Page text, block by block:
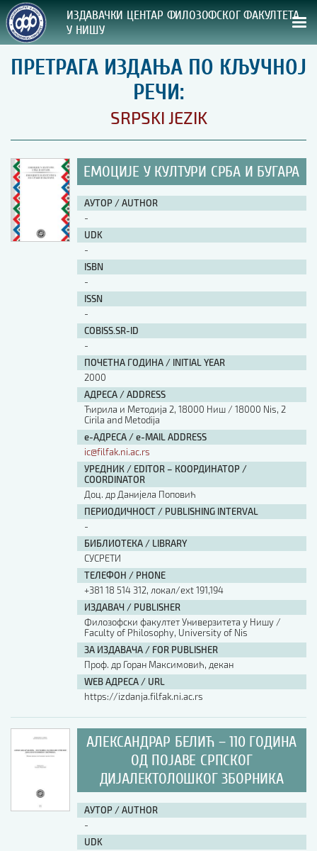
ИЗДАВАЧКИ ЦЕНТАР ФИЛОЗОФСКОГ ФАКУЛТЕТА
У НИШУ
СВА НАША ИЗДАЊА
ВРСТА ИЗДАЊА:
ПРЕГЛЕД
УПУТСТВА
УПУТСТВА
Упутство ауторима
Упутство уредницима
Изјава о ауторству
Изјава о лектури
Изјава о коришћењу ауторског дела
Упутство за бирање лиценце
Уговор са аутором
Шаблон прве стране и импресума [B5, ћир]
Шаблон прве стране и импресума [B5, лат]
Шаблон прве стране и импресума [B5, енг]
Етички кодекс
ПРЕТРАГА ИЗДАЊА
Наслов или део наслова
АУТОР / AUTHOR
ISBN
ПРЕТРАГА ИЗДАЊА ПО КЉУЧНОЈ
РЕЧИ:
SRPSKI JEZIK
ЕМОЦИЈЕ У КУЛТУРИ СРБА И БУГАРА
АУТОР / AUTHOR
-
UDK
-
ISBN
-
ISSN
-
COBISS.SR-ID
-
ПОЧЕТНА ГОДИНА / INITIAL YEAR
2000
АДРЕСА / ADDRESS
Ћирила и Методија 2, 18000 Ниш / 18000 Nis, 2
Cirila and Metodija
е-АДРЕСА / e-MAIL ADDRESS
ic@filfak.ni.ac.rs
УРЕДНИК / EDITOR – КООРДИНАТОР /
COORDINATOR
Доц. др Данијела Поповић
ПЕРИОДИЧНОСТ / PUBLISHING INTERVAL
-
БИБЛИОТЕКА / LIBRARY
СУСРЕТИ
ТЕЛЕФОН / PHONE
+381 18 514 312, локал/ext 191,194
ИЗДАВАЧ / PUBLISHER
Филозофски факултет Универзитета у Нишу /
Faculty of Philosophy, University of Nis
ЗА ИЗДАВАЧА / FOR PUBLISHER
Проф. др Горан Максимовић, декан
WEB АДРЕСА / URL
https://izdanja.filfak.ni.ac.rs
АЛЕКСАНДРАР БЕЛИЋ – 110 ГОДИНА
ОД ПОЈАВЕ СРПСКОГ
ДИЈАЛЕКТОЛОШКОГ ЗБОРНИКА
АУТОР / AUTHOR
-
UDK